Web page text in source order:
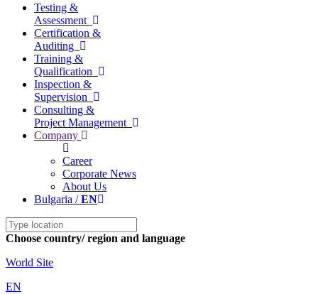
Testing &
Assessment
Certification &
Auditing
Training &
Qualification
Inspection &
Supervision
Consulting &
Project Management
Company
Career
Corporate News
About Us
Bulgaria /EN
Choose country/ region and language
World Site
EN